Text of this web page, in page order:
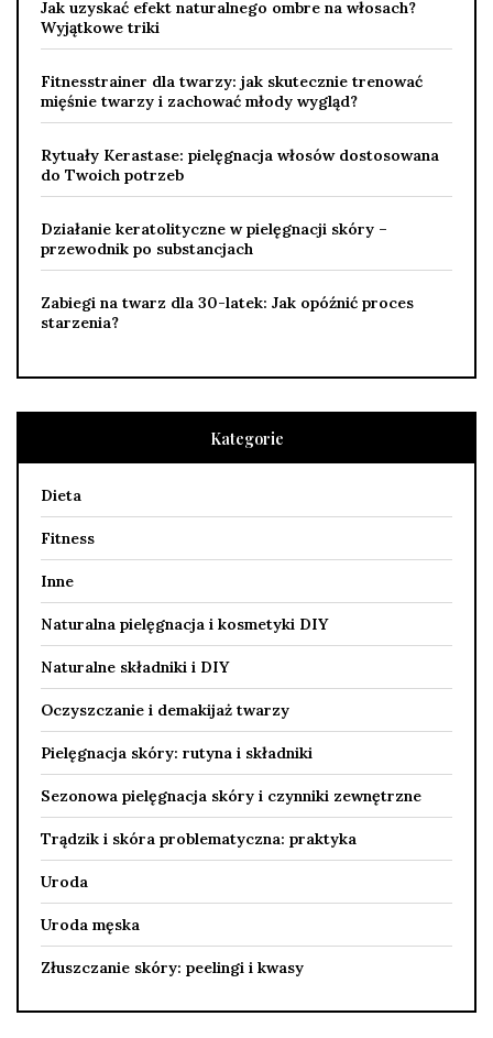
Jak uzyskać efekt naturalnego ombre na włosach?
Wyjątkowe triki
Fitnesstrainer dla twarzy: jak skutecznie trenować
mięśnie twarzy i zachować młody wygląd?
Rytuały Kerastase: pielęgnacja włosów dostosowana
do Twoich potrzeb
Działanie keratolityczne w pielęgnacji skóry –
przewodnik po substancjach
Zabiegi na twarz dla 30-latek: Jak opóźnić proces
starzenia?
Kategorie
Dieta
Fitness
Inne
Naturalna pielęgnacja i kosmetyki DIY
Naturalne składniki i DIY
Oczyszczanie i demakijaż twarzy
Pielęgnacja skóry: rutyna i składniki
Sezonowa pielęgnacja skóry i czynniki zewnętrzne
Trądzik i skóra problematyczna: praktyka
Uroda
Uroda męska
Złuszczanie skóry: peelingi i kwasy